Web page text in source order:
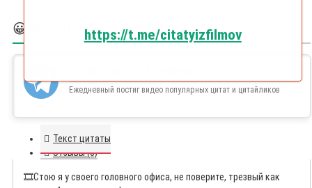
😀 БОЛЬШЕ ЦИТАЙЛИКОВ
Ежедневный постиг видео популярных цитат и цитайликов
Текст цитаты
Отзывы (0)
🎞️Стою я у своего головного офиса, не поверите, трезвый как
https://t.me/citatyizfilmov